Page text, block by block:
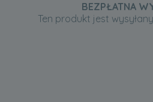
BEZPŁATNA
Ten produkt jest